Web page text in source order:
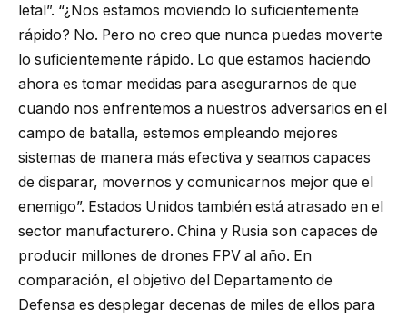
letal”. “¿Nos estamos moviendo lo suficientemente
rápido? No. Pero no creo que nunca puedas moverte
lo suficientemente rápido. Lo que estamos haciendo
ahora es tomar medidas para asegurarnos de que
cuando nos enfrentemos a nuestros adversarios en el
campo de batalla, estemos empleando mejores
sistemas de manera más efectiva y seamos capaces
de disparar, movernos y comunicarnos mejor que el
enemigo”. Estados Unidos también está atrasado en el
sector manufacturero. China y Rusia son capaces de
producir millones de drones FPV al año. En
comparación, el objetivo del Departamento de
Defensa es desplegar decenas de miles de ellos para